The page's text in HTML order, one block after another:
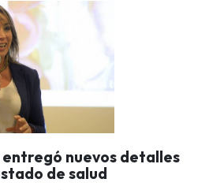
nuevos detalles
de salud